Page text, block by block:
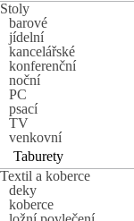
Stoly
barové
jídelní
kancelářské
konferenční
noční
PC
psací
TV
venkovní
Taburety
Textil a koberce
deky
koberce